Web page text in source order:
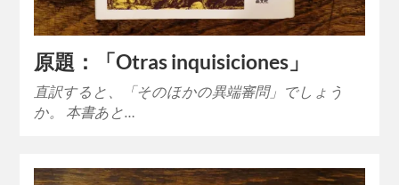
原題：「Otras inquisiciones」
直訳すると、「そのほかの異端審問」でしょう
か。 本書あと…